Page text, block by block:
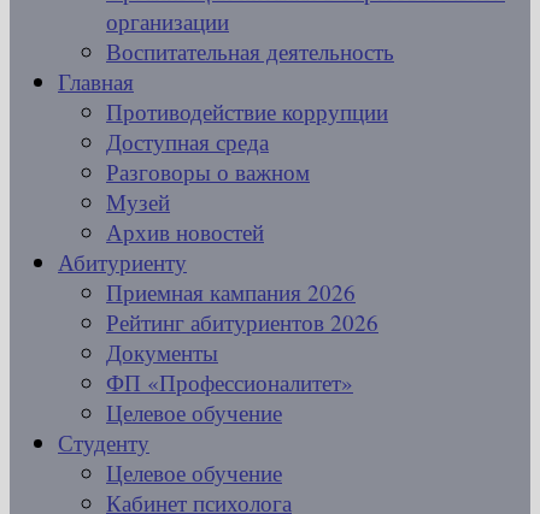
организации
Воспитательная деятельность
Главная
Противодействие коррупции
Доступная среда
Разговоры о важном
Музей
Архив новостей
Абитуриенту
Приемная кампания 2026
Рейтинг абитуриентов 2026
Документы
ФП «Профессионалитет»
Целевое обучение
Студенту
Целевое обучение
Кабинет психолога